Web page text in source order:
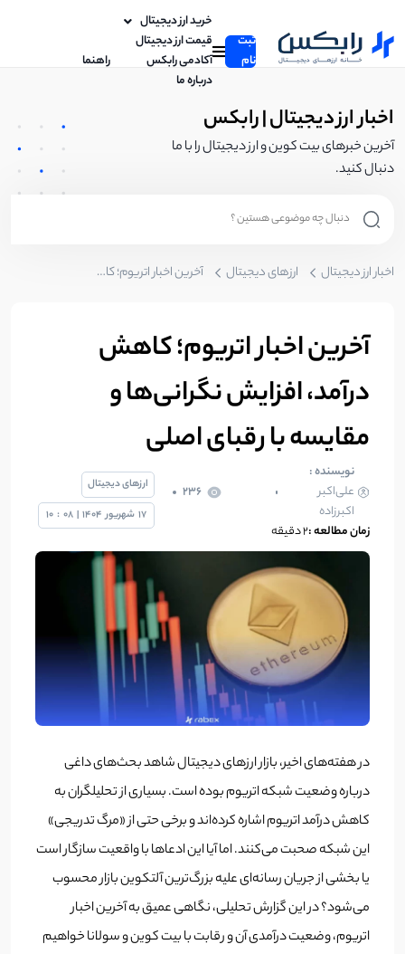
ثبت
نام
خرید ارز دیجیتال
قیمت ارز دیجیتال
آکادمی رابکس
راهنما
درباره ما
اخبار ارز دیجیتال | رابکس
آخرین خبرهای بیت کوین و ارز دیجیتال را با ما
دنبال کنید.
اخبار ارز دیجیتال ارزهای دیجیتال آخرین اخبار اتریوم؛ کاهش درآمد، افزایش نگرانی‌ها و مقایسه با رقبای اصلی
آخرین اخبار اتریوم؛ کاهش
درآمد، افزایش نگرانی‌ها و
مقایسه با رقبای اصلی
نویسنده :
علی‌اکبر
اکبرزاده
236
زمان مطالعه :2 دقیقه
ارزهای دیجیتال
17 شهریور 1404
|
08
:
10
در هفته‌های اخیر، بازار ارزهای دیجیتال شاهد بحث‌های داغی
درباره وضعیت شبکه اتریوم بوده است. بسیاری از تحلیلگران به
کاهش درآمد اتریوم اشاره کرده‌اند و برخی حتی از «مرگ تدریجی»
این شبکه صحبت می‌کنند. اما آیا این ادعاها با واقعیت سازگار است
یا بخشی از جریان رسانه‌ای علیه بزرگ‌ترین آلتکوین بازار محسوب
می‌شود؟ در این گزارش تحلیلی، نگاهی عمیق به آخرین اخبار
اتریوم، وضعیت درآمدی آن و رقابت با بیت کوین و سولانا خواهیم